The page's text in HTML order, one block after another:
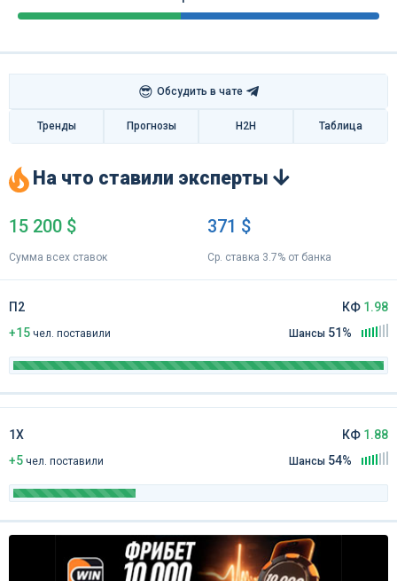
😎 Обсудить в чате
Тренды Прогнозы H2H Таблица
На что ставили эксперты
15 200 $
Сумма всех ставок
371 $
Ср. ставка 3.7% от банка
П2
+15 чел. поставили
КФ 1.98
Шансы 51%
1Х
+5 чел. поставили
КФ 1.88
Шансы 54%